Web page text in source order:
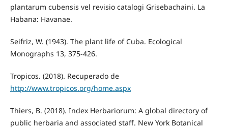
plantarum cubensis vel revisio catalogi Grisebachaini. La
Habana: Havanae.
Seifriz, W. (1943). The plant life of Cuba. Ecological
Monographs 13, 375-426.
Tropicos. (2018). Recuperado de
http://www.tropicos.org/home.aspx
Thiers, B. (2018). Index Herbariorum: A global directory of
public herbaria and associated staff. New York Botanical